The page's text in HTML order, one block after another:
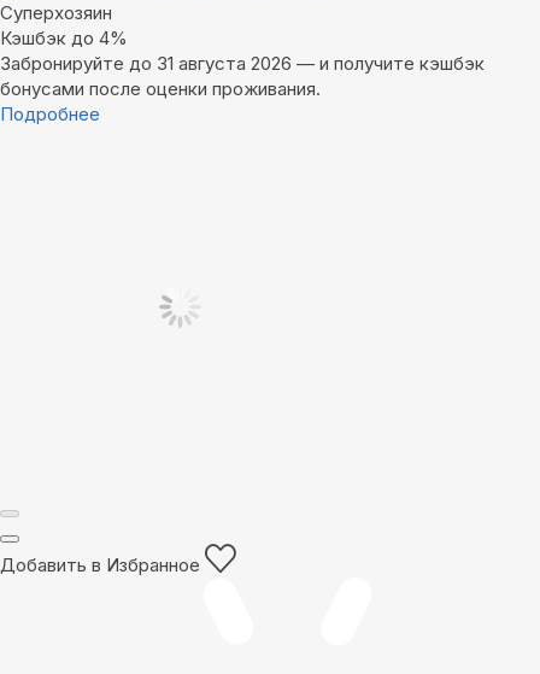
Суперхозяин
Кэшбэк до 4%
Забронируйте до 31 августа 2026 — и получите кэшбэк
бонусами после оценки проживания.
Подробнее
Добавить в Избранное